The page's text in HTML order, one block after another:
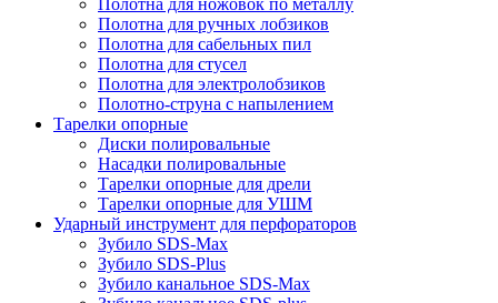
Полотна для ножовок по металлу
Полотна для ручных лобзиков
Полотна для сабельных пил
Полотна для стусел
Полотна для электролобзиков
Полотно-струна с напылением
Тарелки опорные
Диски полировальные
Насадки полировальные
Тарелки опорные для дрели
Тарелки опорные для УШМ
Ударный инструмент для перфораторов
Зубило SDS-Max
Зубило SDS-Plus
Зубило канальное SDS-Max